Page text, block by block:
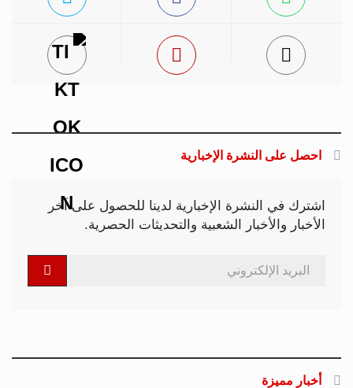
احصل على النشرة الإخبارية
اشترك في النشرة الإخبارية لدينا للحصول على آخر
الأخبار والأخبار الشعبية والتحديثات الحصرية.
أخبار مميزة